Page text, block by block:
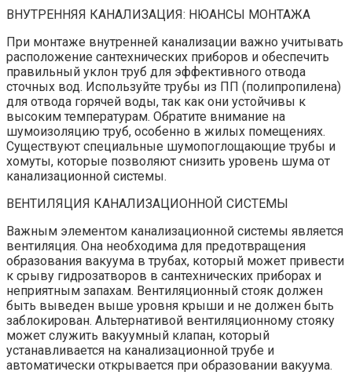
ВНУТРЕННЯЯ КАНАЛИЗАЦИЯ: НЮАНСЫ МОНТАЖА
При монтаже внутренней канализации важно учитывать
расположение сантехнических приборов и обеспечить
правильный уклон труб для эффективного отвода
сточных вод. Используйте трубы из ПП (полипропилена)
для отвода горячей воды, так как они устойчивы к
высоким температурам. Обратите внимание на
шумоизоляцию труб, особенно в жилых помещениях.
Существуют специальные шумопоглощающие трубы и
хомуты, которые позволяют снизить уровень шума от
канализационной системы.
ВЕНТИЛЯЦИЯ КАНАЛИЗАЦИОННОЙ СИСТЕМЫ
Важным элементом канализационной системы является
вентиляция. Она необходима для предотвращения
образования вакуума в трубах, который может привести
к срыву гидрозатворов в сантехнических приборах и
неприятным запахам. Вентиляционный стояк должен
быть выведен выше уровня крыши и не должен быть
заблокирован. Альтернативой вентиляционному стояку
может служить вакуумный клапан, который
устанавливается на канализационной трубе и
автоматически открывается при образовании вакуума.